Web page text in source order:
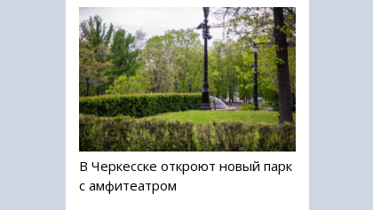
В Черкесске откроют новый парк
с амфитеатром